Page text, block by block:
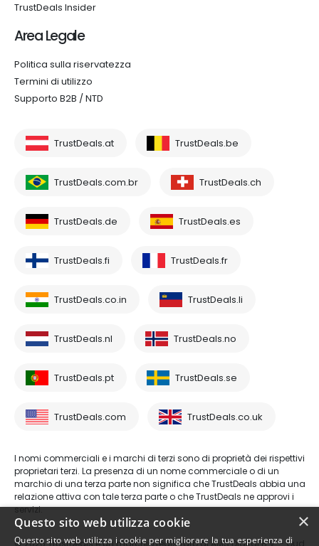
TrustDeals Insider
Area Legale
Politica sulla riservatezza
Termini di utilizzo
Supporto B2B / NTD
TrustDeals.at TrustDeals.be
TrustDeals.com.br TrustDeals.ch
TrustDeals.de TrustDeals.es
TrustDeals.fi TrustDeals.fr
TrustDeals.co.in TrustDeals.li
TrustDeals.nl TrustDeals.no
TrustDeals.pt TrustDeals.se
TrustDeals.com TrustDeals.co.uk
I nomi commerciali e i marchi di terzi sono di proprietà dei rispettivi
proprietari terzi. La presenza di un nome commerciale o di un
marchio di una terza parte non significa che TrustDeals abbia una
relazione attiva con tale terza parte o che TrustDeals ne approvi i
servizi.
© 2026 TrustDeals è un marchio registrato di AMS Digital B.V. - Oud
×
Questo sito web utilizza cookie
Questo sito web utilizza i cookie per migliorare la tua esperienza di